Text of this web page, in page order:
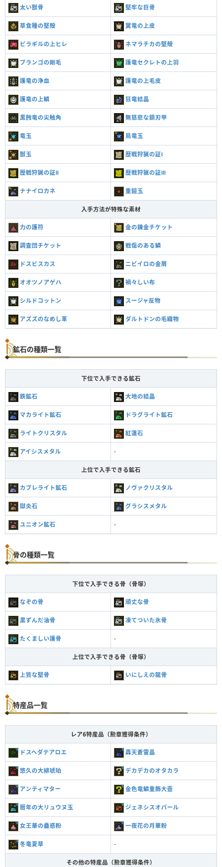
太い獣骨 堅牢な巨骨
草食種の堅殻 翼竜の上皮
ピラギルの上ヒレ ネマラチカの堅殻
ブランゴの剛毛 護竜セクレトの上羽
護竜の浄血 護竜の上毛皮
護竜の上鱗 狂竜結晶
黒蝕竜の尖触角 無慈悲な鎖刃甲
竜玉 鳥竜玉
獣玉 歴戦狩猟の証Ⅰ
歴戦狩猟の証Ⅱ 歴戦狩猟の証Ⅲ
ナナイロカネ 重鎧玉
入手方法が特殊な素材
力の護符 金の錬金チケット
調査団チケット 戦傷のある鱗
ドスビスカス ニビイロの金屑
オオツノアゲハ 禍々しい布
シルドコットン スージャ反物
アズズのなめし革 ダルトドンの毛織物
鉱石の種類一覧
下位で入手できる鉱石
鉄鉱石 大地の結晶
マカライト鉱石 ドラグライト鉱石
ライトクリスタル 紅蓮石
アイシスメタル -
上位で入手できる鉱石
カブレライト鉱石 ノヴァクリスタル
獄炎石 グラシスメタル
ユニオン鉱石 -
骨の種類一覧
下位で入手できる骨（骨塚）
なぞの骨 頑丈な骨
黒ずんだ油骨 凍てついた氷骨
たくましい護骨 -
上位で入手できる骨（骨塚）
上質な堅骨 いにしえの龍骨
特産品一覧
レア6特産品（勲章獲得条件）
ドスヘダテアロエ 轟天蒼雷晶
悠久の大緋琥珀 デカデカのオタカラ
アンティマター 金色竜鱗重飾大壺
暦年の大リュウヌ玉 ジェネシスオパール
女王華の蠱惑粉 一夜花の月華粉
冬竜夏草 -
その他の特産品（勲章獲得条件）